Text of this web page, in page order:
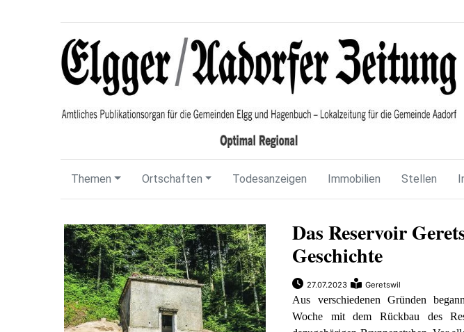
Themen Ortschaften Todesanzeigen Immobilien Stellen
Das Reservoir
Geschichte
27.07.2023 Geretswil
Aus verschiedenen Gründen
Woche mit dem Rückbau des